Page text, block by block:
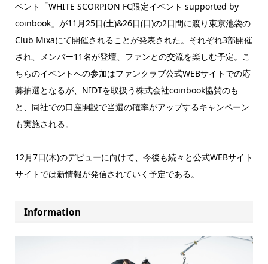
ベント「WHITE SCORPION FC限定イベント supported by
coinbook」が11月25日(土)&26日(日)の2日間に渡り東京池袋の
Club Mixaにて開催されることが発表された。それぞれ3部開催
され、メンバー11名が登壇、ファンとの交流を楽しむ予定。こ
ちらのイベントへの参加はファンクラブ公式WEBサイトでの応
募抽選となるが、NIDTを取扱う株式会社coinbook協賛のも
と、同社での口座開設で当選の確率がアップするキャンペーン
も実施される。
12月7日(木)のデビューに向けて、今後も続々と公式WEBサイト
サイトでは新情報が発信されていく予定である。
Information